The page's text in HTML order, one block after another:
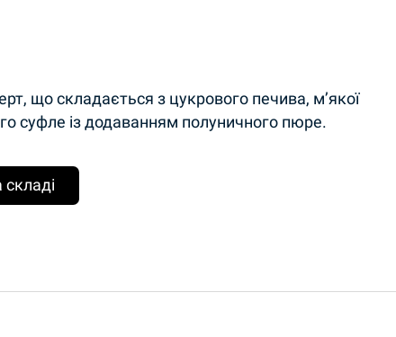
що складається з цукрового печива, м’якої
суфле із додаванням полуничного пюре.
складі